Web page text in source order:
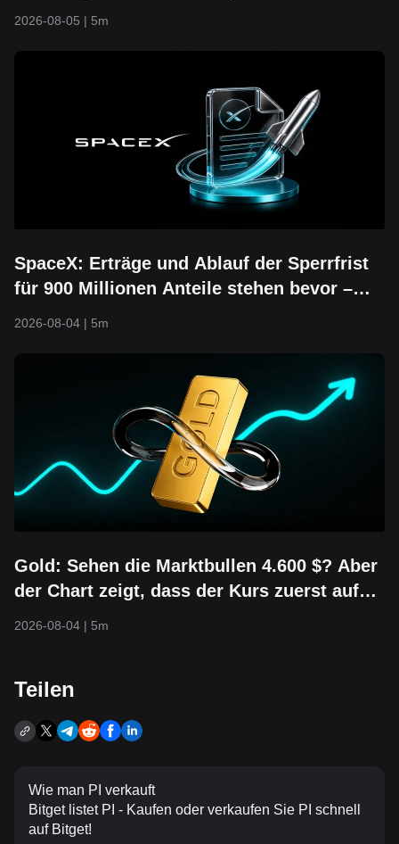
2026-08-05 | 5m
SpaceX: Erträge und Ablauf der Sperrfrist
für 900 Millionen Anteile stehen bevor –
2026-08-04 | 5m
Gold: Sehen die Marktbullen 4.600 $? Aber
der Chart zeigt, dass der Kurs zuerst auf
2026-08-04 | 5m
Teilen
Wie man PI verkauft
Bitget listet PI - Kaufen oder verkaufen Sie PI schnell
auf Bitget!